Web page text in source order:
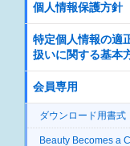
個人情報保護方針
特定個人情報の適
扱いに関する基本
会員専用
ダウンロード用書式
Beauty Becomes a